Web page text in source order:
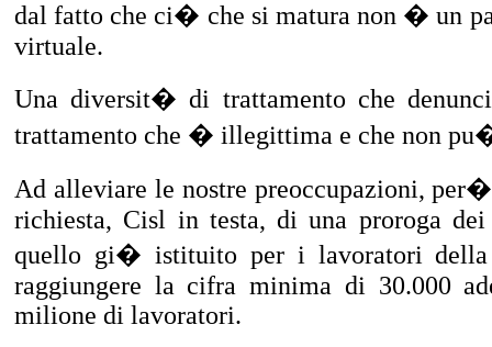
dal fatto che ci� che si matura non � un
virtuale.
Una diversit� di trattamento che
trattamento che � illegittima e che non
Ad alleviare le nostre preoccupazioni,
richiesta, Cisl in testa, di una proroga
quello gi� istituito per i lavoratori
raggiungere la cifra minima di 30.000
milione di lavoratori.